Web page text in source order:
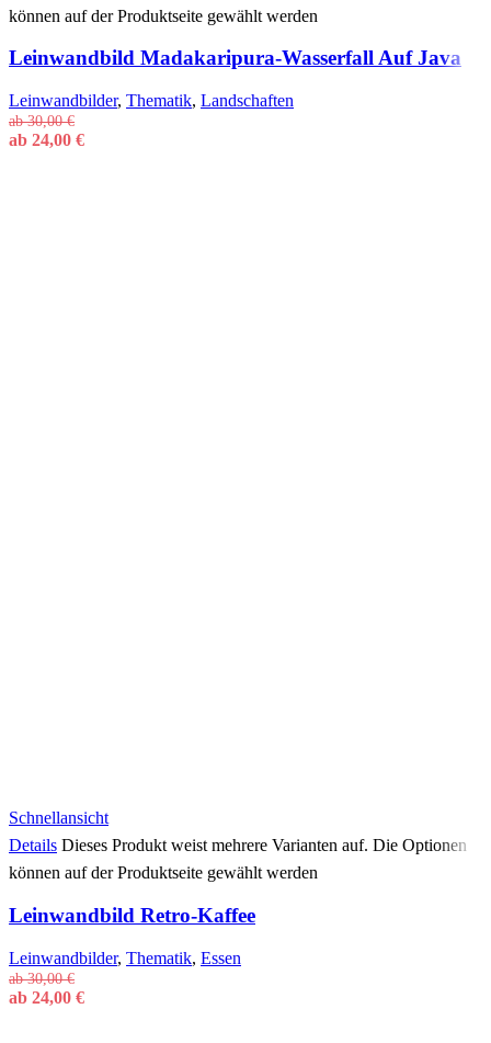
können auf der Produktseite gewählt werden
Leinwandbild Madakaripura-Wasserfall Auf Java
Leinwandbilder, Thematik, Landschaften
ab30,00€
ab 24,00 €
Schnellansicht
Details Dieses Produkt weist mehrere Varianten auf. Die Optionen
können auf der Produktseite gewählt werden
Leinwandbild Retro-Kaffee
Leinwandbilder, Thematik, Essen
ab30,00€
ab 24,00 €